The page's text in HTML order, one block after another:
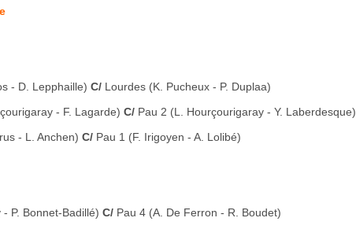
- D. Lepphaille) C/ Lourdes (K. Pucheux - P. Duplaa)
- F. Lagarde) C/ Pau 2 (L. Hourçourigaray - Y. Laberdesque)
- L. Anchen) C/ Pau 1 (F. Irigoyen - A. Lolibé)
P. Bonnet-Badillé) C/ Pau 4 (A. De Ferron - R. Boudet)